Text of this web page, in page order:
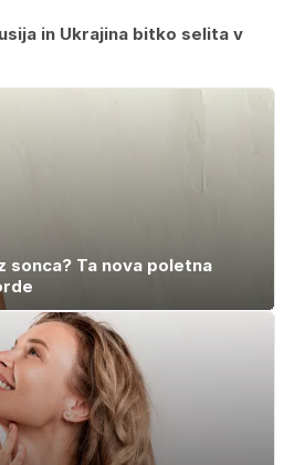
in Ukrajina bitko selita v
sonca? Ta nova poletna